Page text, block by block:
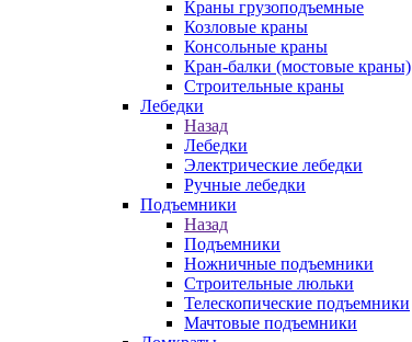
Краны грузоподъемные
Козловые краны
Консольные краны
Кран-балки (мостовые краны)
Строительные краны
Лебедки
Назад
Лебедки
Электрические лебедки
Ручные лебедки
Подъемники
Назад
Подъемники
Ножничные подъемники
Строительные люльки
Телескопические подъемники
Мачтовые подъемники